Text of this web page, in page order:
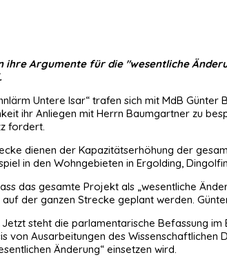
Argumente für die "wesentliche
Untere Isar“ trafen sich mit MdB
ihr Anliegen mit Herrn Baumgartner zu
fordert.
dienen der Kapazitätserhöhung der
in den Wohngebieten in Ergolding,
das gesamte Projekt als „wesentliche
der ganzen Strecke geplant werden.
steht die parlamentarische Befassung
Ausarbeitungen des
Änderung“ einsetzen wird.